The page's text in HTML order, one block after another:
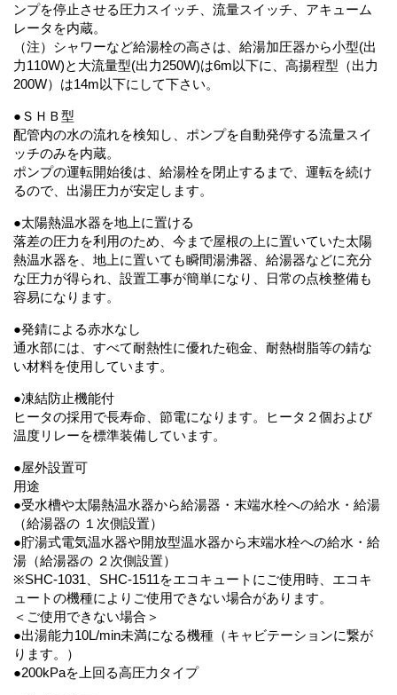
ンプを停止させる圧力スイッチ、流量スイッチ、アキューム
レータを内蔵。
（注）シャワーなど給湯栓の高さは、給湯加圧器から小型(出
力110W)と大流量型(出力250W)は6m以下に、高揚程型（出力
200W）は14m以下にして下さい。
●ＳＨＢ型
配管内の水の流れを検知し、ポンプを自動発停する流量スイ
ッチのみを内蔵。
ポンプの運転開始後は、給湯栓を閉止するまで、運転を続け
るので、出湯圧力が安定します。
●太陽熱温水器を地上に置ける
落差の圧力を利用のため、今まで屋根の上に置いていた太陽
熱温水器を、地上に置いても瞬間湯沸器、給湯器などに充分
な圧力が得られ、設置工事が簡単になり、日常の点検整備も
容易になります。
●発錆による赤水なし
通水部には、すべて耐熱性に優れた砲金、耐熱樹脂等の錆な
い材料を使用しています。
●凍結防止機能付
ヒータの採用で長寿命、節電になります。ヒータ２個および
温度リレーを標準装備しています。
●屋外設置可
用途
●受水槽や太陽熱温水器から給湯器・末端水栓への給水・給湯
（給湯器の １次側設置）
●貯湯式電気温水器や開放型温水器から末端水栓への給水・給
湯（給湯器の ２次側設置）
※SHC-1031、SHC-1511をエコキュートにご使用時、エコキ
ュートの機種によりご使用できない場合があります。
＜ご使用できない場合＞
●出湯能力10L/min未満になる機種（キャビテーションに繋が
ります。）
●200kPaを上回る高圧力タイプ